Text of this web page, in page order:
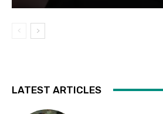
LATEST ARTICLES